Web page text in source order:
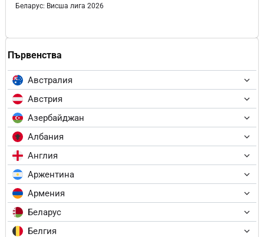
Първенства
Австралия
Австрия
Азербайджан
Албания
Англия
Аржентина
Армения
Беларус
Белгия
Беларус: Висша лига 2026